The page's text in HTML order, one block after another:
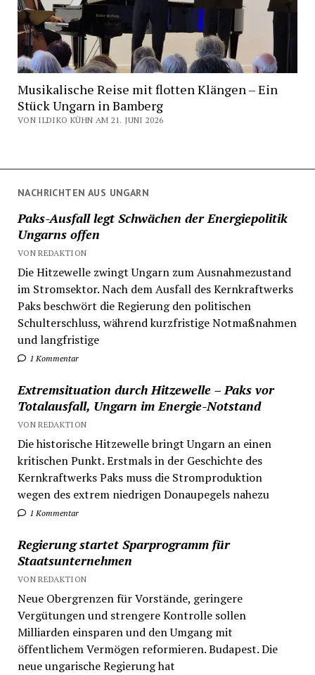
NACHRICHTEN AUS UNGARN
Paks-Ausfall legt Schwächen der Energiepolitik
Ungarns offen
VON REDAKTION
Die Hitzewelle zwingt Ungarn zum Ausnahmezustand
im Stromsektor. Nach dem Ausfall des Kernkraftwerks
Paks beschwört die Regierung den politischen
Schulterschluss, während kurzfristige Notmaßnahmen
und langfristige
1 Kommentar
Extremsituation durch Hitzewelle – Paks vor
Totalausfall, Ungarn im Energie-Notstand
VON REDAKTION
Die historische Hitzewelle bringt Ungarn an einen
kritischen Punkt. Erstmals in der Geschichte des
Kernkraftwerks Paks muss die Stromproduktion
wegen des extrem niedrigen Donaupegels nahezu
1 Kommentar
Regierung startet Sparprogramm für
Staatsunternehmen
VON REDAKTION
Neue Obergrenzen für Vorstände, geringere
Vergütungen und strengere Kontrolle sollen
Milliarden einsparen und den Umgang mit
öffentlichem Vermögen reformieren. Budapest. Die
neue ungarische Regierung hat
Musikalische Reise mit flotten Klängen – Ein
Stück Ungarn in Bamberg
VON ILDIKO KÜHN AM 21. JUNI 2026